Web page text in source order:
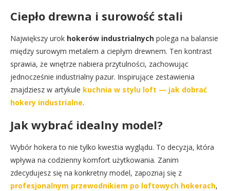
Ciepło drewna i surowość stali
Największy urok hokerów industrialnych polega na balansie
między surowym metalem a ciepłym drewnem. Ten kontrast
sprawia, że wnętrze nabiera przytulności, zachowując
jednocześnie industrialny pazur. Inspirujące zestawienia
znajdziesz w artykule kuchnia w stylu loft — jak dobrać
hokery industrialne.
Jak wybrać idealny model?
Wybór hokera to nie tylko kwestia wyglądu. To decyzja, która
wpływa na codzienny komfort użytkowania. Zanim
zdecydujesz się na konkretny model, zapoznaj się z
profesjonalnym przewodnikiem po loftowych hokerach,